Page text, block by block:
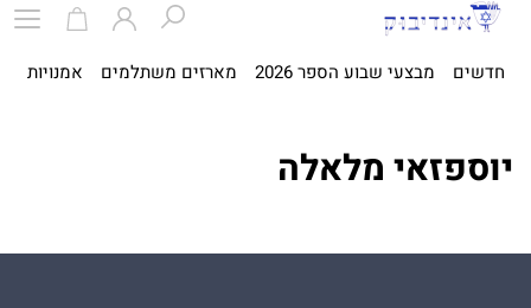
חדשים מבצעי שבוע הספר 2026 מארזים משתלמים אמנויות
יוספזאי מלאלה